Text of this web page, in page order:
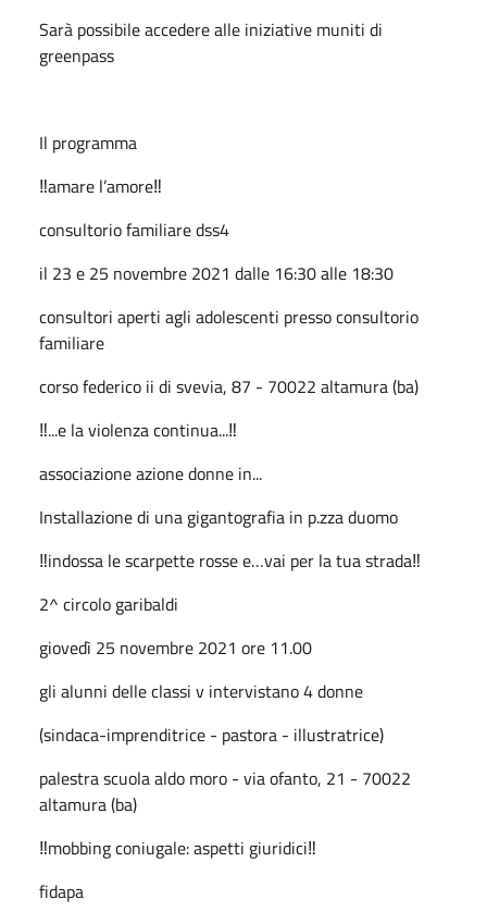
Sarà possibile accedere alle iniziative muniti di
greenpass
Il programma
‼️amare l’amore‼️
consultorio familiare dss4
il 23 e 25 novembre 2021 dalle 16:30 alle 18:30
consultori aperti agli adolescenti presso consultorio
familiare
corso federico ii di svevia, 87 - 70022 altamura (ba)
‼️...e la violenza continua...‼️
associazione azione donne in...
Installazione di una gigantografia in p.zza duomo
‼️indossa le scarpette rosse e…vai per la tua strada‼️
2^ circolo garibaldi
giovedì 25 novembre 2021 ore 11.00
gli alunni delle classi v intervistano 4 donne
(sindaca-imprenditrice - pastora - illustratrice)
palestra scuola aldo moro - via ofanto, 21 - 70022
altamura (ba)
‼️mobbing coniugale: aspetti giuridici‼️
fidapa